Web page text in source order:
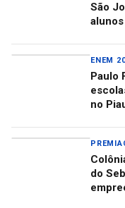
São
ENEM
Paulo
no
do